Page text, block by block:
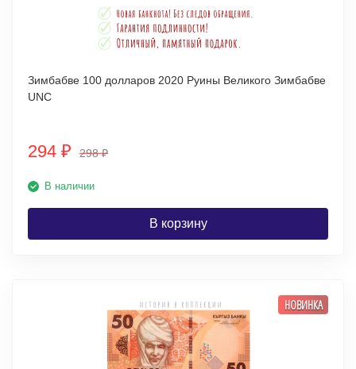
Зимбабве 100 долларов 2020 Руины Великого Зимбабве
UNC
294 ₽ 298₽
В наличии
В корзину
НОВИНКА